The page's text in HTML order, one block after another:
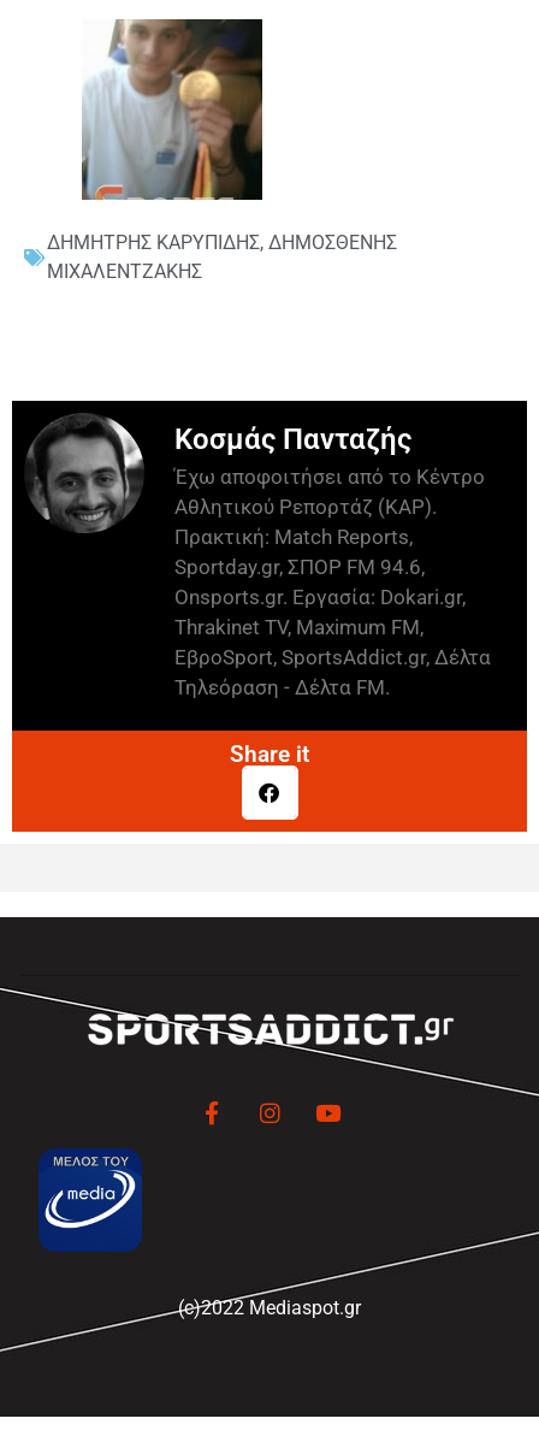
ΔΗΜΗΤΡΗΣ ΚΑΡΥΠΙΔΗΣ, ΔΗΜΟΣΘΕΝΗΣ
ΜΙΧΑΛΕΝΤΖΑΚΗΣ
Κοσμάς Πανταζής
Έχω αποφοιτήσει από το Κέντρο
Αθλητικού Ρεπορτάζ (ΚΑΡ).
Πρακτική: Match Reports,
Sportday.gr, ΣΠΟΡ FM 94.6,
Onsports.gr. Εργασία: Dokari.gr,
Thrakinet TV, Maximum FM,
ΕβροSport, SportsAddict.gr, Δέλτα
Τηλεόραση - Δέλτα FM.
Share it
(c)2022 Mediaspot.gr